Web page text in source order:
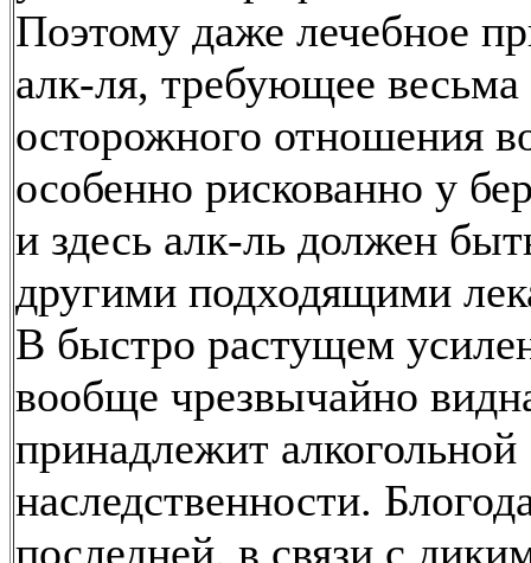
Поэтому даже лечебное
алк-ля, требующее весьма
осторожного отношения
особенно рискованно у
и здесь алк-ль должен
другими подходящими
В быстро растущем
вообще чрезвычайно
принадлежит алкогольной
наследственности.
последней, в связи с